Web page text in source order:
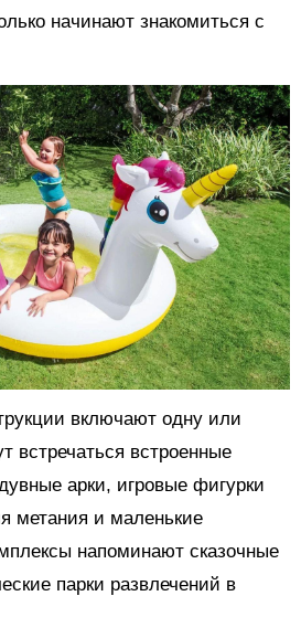
начинают знакомиться с
включают одну или
встречаться встроенные
арки, игровые фигурки
метания и маленькие
напоминают сказочные
парки развлечений в